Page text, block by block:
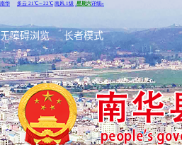
无障碍浏览 长者模式